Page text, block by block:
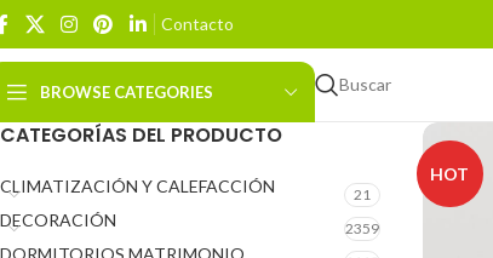
Contacto
BROWSE CATEGORIES Buscar
CATEGORÍAS DEL PRODUCTO
CLIMATIZACIÓN Y CALEFACCIÓN 21
DECORACIÓN 2359
DORMITORIOS MATRIMONIO
HOT